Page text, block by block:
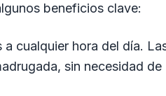
beneficios clave:
cualquier hora del día.
sin necesidad de